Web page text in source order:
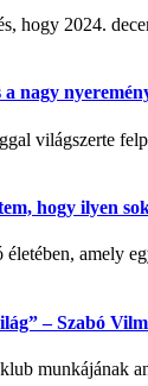
hogy 2024.
nagy
világszerte
hogy ilyen
amely
– Szabó
munkájának